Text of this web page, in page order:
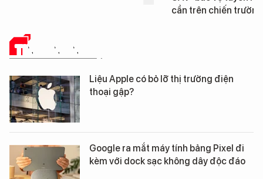
cần trên chiến trường
TIN CÔNG NGHỆ
Liệu Apple có bỏ lỡ thị trường điện
thoại gập?
Google ra mắt máy tính bảng Pixel đi
kèm với dock sạc không dây độc đáo